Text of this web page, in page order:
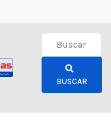
Type 2 or
BUSCAR